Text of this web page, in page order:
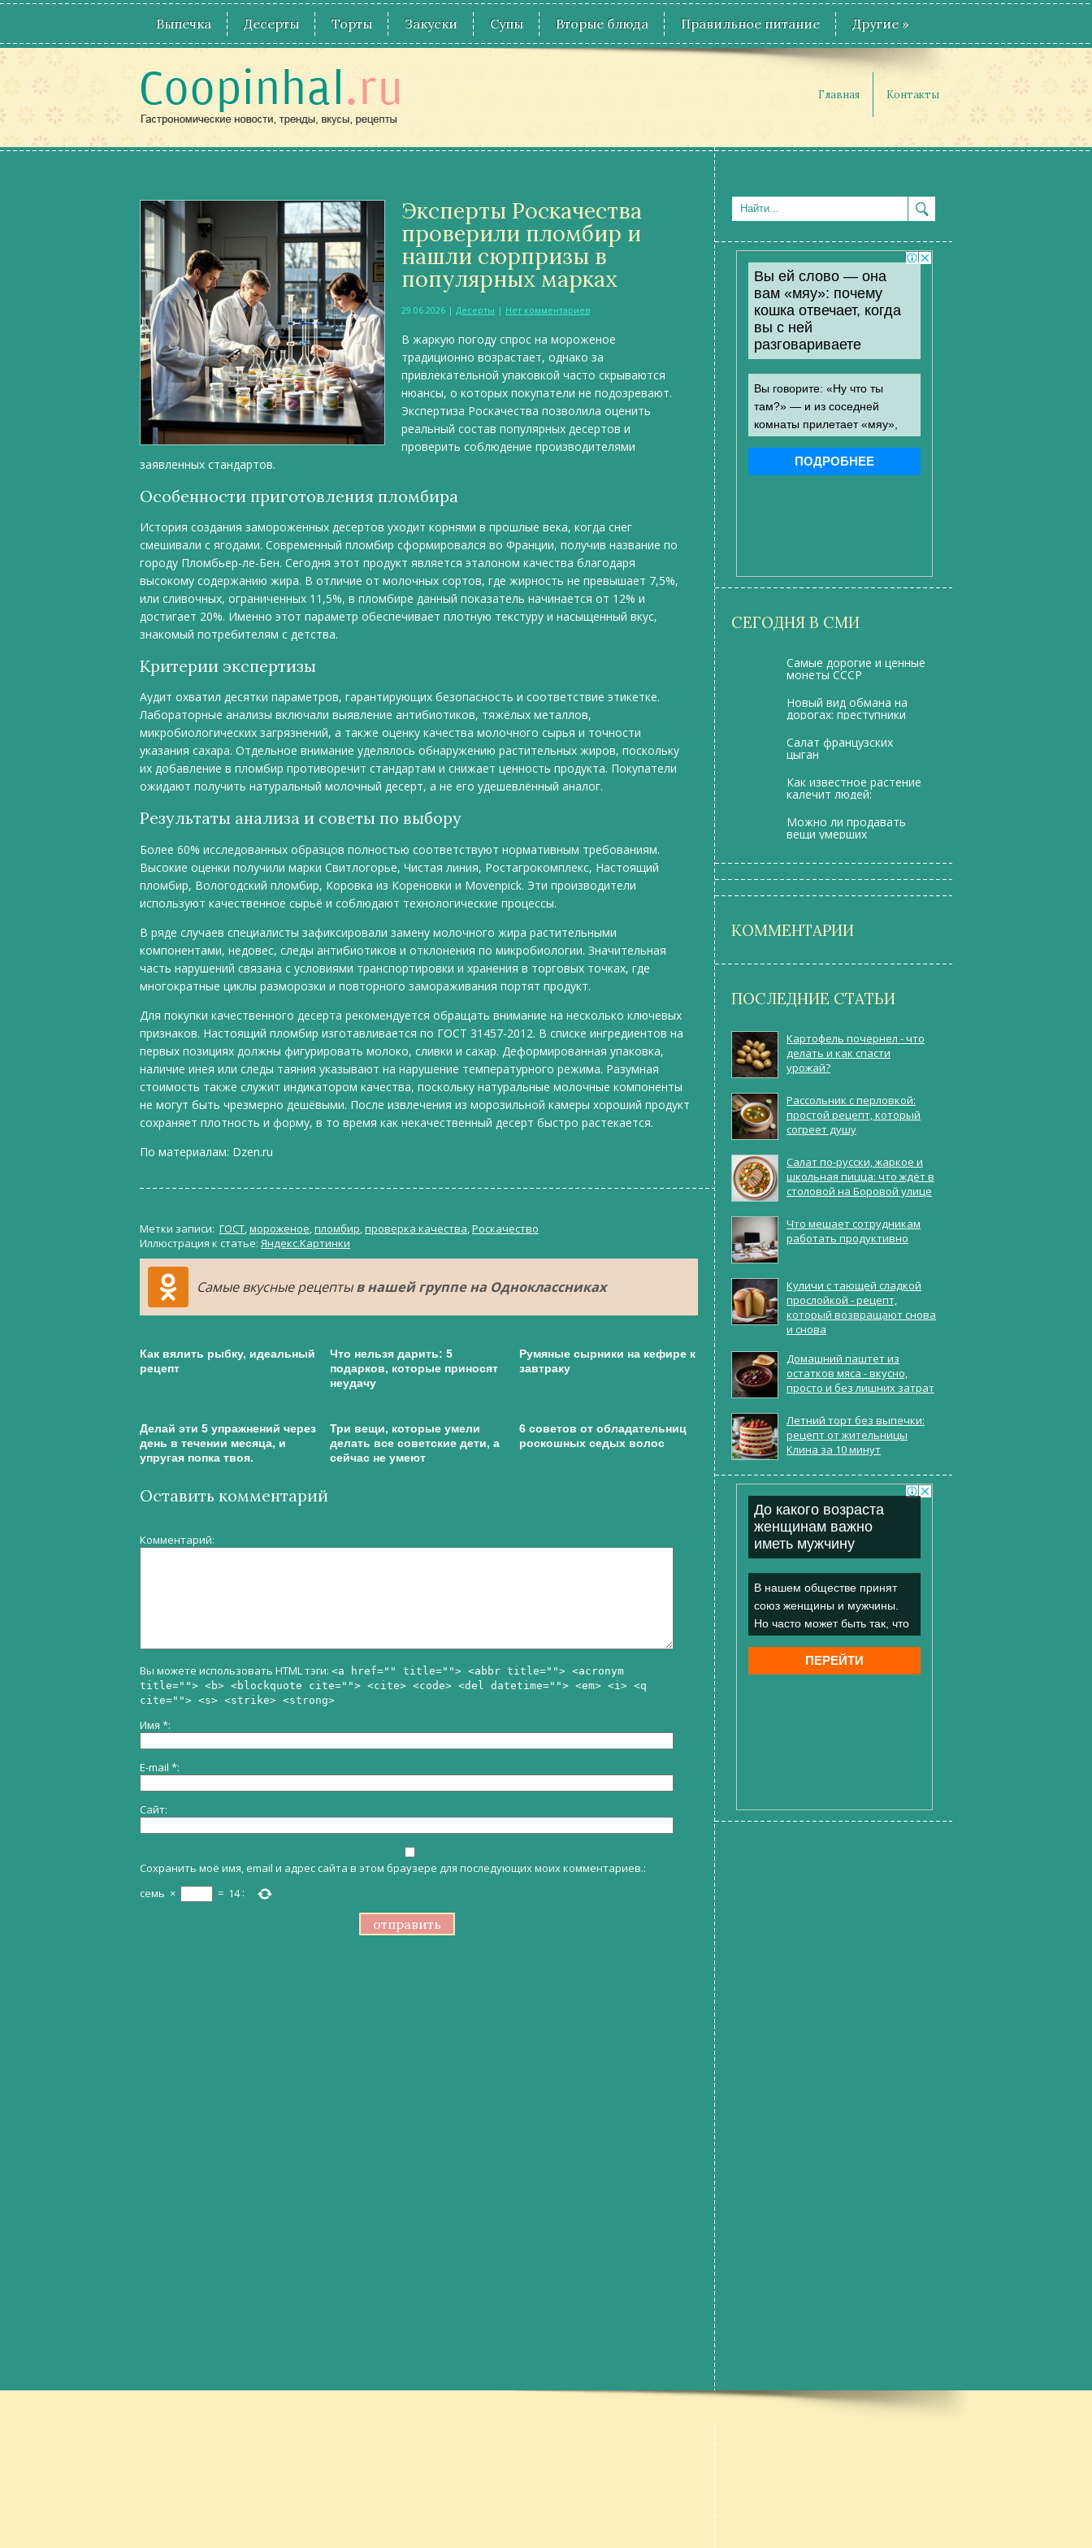
Выпечка Десерты Торты Закуски Супы Вторые блюда Правильное питание Другие »
Главная Контакты
СЕГОДНЯ В СМИ
Самые дорогие и ценные
монеты СССР
Новый вид обмана на
дорогах: преступники
сотрудниками ГИБДД
Салат французских
цыган
Как известное растение
калечит людей:
Можно ли продавать
вeщи умерших
КОММЕНТАРИИ
ПОСЛЕДНИЕ СТАТЬИ
Картофель почернел - что
делать и как спасти
урожай?
Рассольник с перловкой:
простой рецепт, который
согреет душу
Салат по-русски, жаркое и
школьная пицца: что ждёт в
столовой на Боровой улице
Что мешает сотрудникам
работать продуктивно
Куличи с тающей сладкой
прослойкой - рецепт,
который возвращают снова
и снова
Домашний паштет из
остатков мяса - вкусно,
просто и без лишних затрат
Летний торт без выпечки:
рецепт от жительницы
Клина за 10 минут
Эксперты Роскачества
проверили пломбир и
нашли сюрпризы в
популярных марках
29.06.2026 | Десерты | Нет комментариев
В жаркую погоду спрос на мороженое
традиционно возрастает, однако за
привлекательной упаковкой часто скрываются
нюансы, о которых покупатели не подозревают.
Экспертиза Роскачества позволила оценить
реальный состав популярных десертов и
проверить соблюдение производителями
заявленных стандартов.
Особенности приготовления пломбира
История создания замороженных десертов уходит корнями в прошлые века, когда снег
смешивали с ягодами. Современный пломбир сформировался во Франции, получив название по
городу Пломбьер-ле-Бен. Сегодня этот продукт является эталоном качества благодаря
высокому содержанию жира. В отличие от молочных сортов, где жирность не превышает 7,5%,
или сливочных, ограниченных 11,5%, в пломбире данный показатель начинается от 12% и
достигает 20%. Именно этот параметр обеспечивает плотную текстуру и насыщенный вкус,
знакомый потребителям с детства.
Критерии экспертизы
Аудит охватил десятки параметров, гарантирующих безопасность и соответствие этикетке.
Лабораторные анализы включали выявление антибиотиков, тяжёлых металлов,
микробиологических загрязнений, а также оценку качества молочного сырья и точности
указания сахара. Отдельное внимание уделялось обнаружению растительных жиров, поскольку
их добавление в пломбир противоречит стандартам и снижает ценность продукта. Покупатели
ожидают получить натуральный молочный десерт, а не его удешевлённый аналог.
Результаты анализа и советы по выбору
Более 60% исследованных образцов полностью соответствуют нормативным требованиям.
Высокие оценки получили марки Свитлогорье, Чистая линия, Ростагрокомплекс, Настоящий
пломбир, Вологодский пломбир, Коровка из Кореновки и Movenpick. Эти производители
используют качественное сырьё и соблюдают технологические процессы.
В ряде случаев специалисты зафиксировали замену молочного жира растительными
компонентами, недовес, следы антибиотиков и отклонения по микробиологии. Значительная
часть нарушений связана с условиями транспортировки и хранения в торговых точках, где
многократные циклы разморозки и повторного замораживания портят продукт.
Для покупки качественного десерта рекомендуется обращать внимание на несколько ключевых
признаков. Настоящий пломбир изготавливается по ГОСТ 31457-2012. В списке ингредиентов на
первых позициях должны фигурировать молоко, сливки и сахар. Деформированная упаковка,
наличие инея или следы таяния указывают на нарушение температурного режима. Разумная
стоимость также служит индикатором качества, поскольку натуральные молочные компоненты
не могут быть чрезмерно дешёвыми. После извлечения из морозильной камеры хороший продукт
сохраняет плотность и форму, в то время как некачественный десерт быстро растекается.
По материалам: Dzen.ru
Метки записи: ГОСТ мороженое пломбир проверка качества Роскачество
Иллюстрация к статье: Яндекс.Картинки
Самые вкусные рецептыв нашей группе на Одноклассниках
Как вялить рыбку, идеальный
рецепт
Что нельзя дарить: 5
подарков, которые приносят
неудачу
Румяные сырники на кефире к
завтраку
Делай эти 5 упражнений через
день в течении месяца, и
упругая попка твоя.
Три вещи, которые умели
делать все советские дети, а
сейчас не умеют
6 советов от обладательниц
роскошных седых волос
Оставить комментарий
Комментарий
Вы можете использовать HTML тэги: <a href="" title=""> <abbr title=""> <acronym
title=""> <b> <blockquote cite=""> <cite> <code> <del datetime=""> <em> <i> <q
cite=""> <s> <strike> <strong>
Имя *
E-mail *
Сайт
Сохранить моё имя, email и адрес сайта в этом браузере для последующих моих комментариев.
семь × = 14